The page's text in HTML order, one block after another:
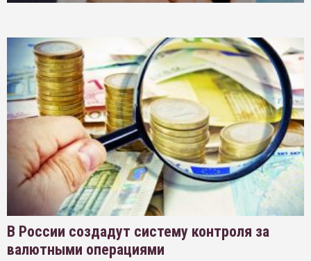
В России создадут систему контроля за
валютными операциями